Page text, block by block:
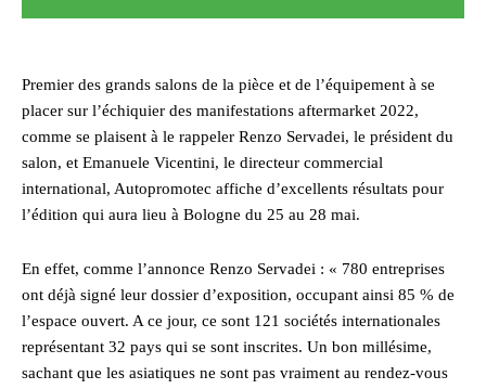
Premier des grands salons de la pièce et de l’équipement à se
placer sur l’échiquier des manifestations aftermarket 2022,
comme se plaisent à le rappeler Renzo Servadei, le président du
salon, et Emanuele Vicentini, le directeur commercial
international, Autopromotec affiche d’excellents résultats pour
l’édition qui aura lieu à Bologne du 25 au 28 mai.
En effet, comme l’annonce Renzo Servadei : « 780 entreprises
ont déjà signé leur dossier d’exposition, occupant ainsi 85 % de
l’espace ouvert. A ce jour, ce sont 121 sociétés internationales
représentant 32 pays qui se sont inscrites. Un bon millésime,
sachant que les asiatiques ne sont pas vraiment au rendez-vous